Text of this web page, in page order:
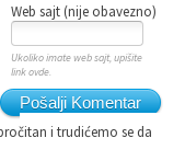
Web sajt (nije obavezno)
Ukoliko imate web sajt, upišite
link ovde.
Pošalji Komentar
i trudićemo se da